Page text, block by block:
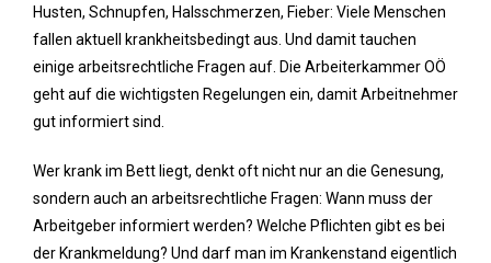
Husten, Schnupfen, Halsschmerzen, Fieber: Viele Menschen
fallen aktuell krankheitsbedingt aus. Und damit tauchen
einige arbeitsrechtliche Fragen auf. Die Arbeiterkammer OÖ
geht auf die wichtigsten Regelungen ein, damit Arbeitnehmer
gut informiert sind.
Wer krank im Bett liegt, denkt oft nicht nur an die Genesung,
sondern auch an arbeitsrechtliche Fragen: Wann muss der
Arbeitgeber informiert werden? Welche Pflichten gibt es bei
der Krankmeldung? Und darf man im Krankenstand eigentlich